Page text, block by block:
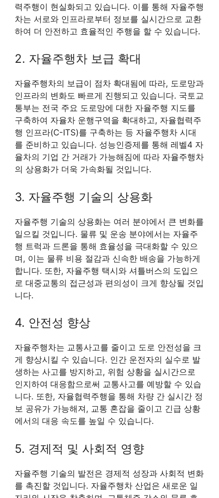
력주행이 현실화되고 있습니다. 이를 통해 자율주행
차는 서로와 인프라로부터 정보를 실시간으로 교환
하여 더 안전하고 효율적인 주행을 할 수 있습니다.
2. 자율주행차 보급 확대
자율주행차의 보급이 점차 확대됨에 따라, 도로망과
인프라의 변화도 빠르게 진행되고 있습니다. 국토교
통부는 전국 주요 도로망에 대한 자율주행 지도를
구축하여 자율차 운행구역을 확대하고, 자율협력주
행 인프라(C-ITS)를 구축하는 등 자율주행차 시대
를 준비하고 있습니다. 성능인증제를 통해 레벨4 자
율차의 기업 간 거래가 가능해짐에 따라 자율주행차
의 상용화가 더욱 가속화될 것입니다.
3. 자율주행 기술의 상용화
자율주행 기술의 상용화는 여러 분야에서 큰 변화를
일으킬 것입니다. 물류 및 운송 분야에서는 자율주
행 트럭과 드론을 통해 효율성을 극대화할 수 있으
며, 이는 물류 비용 절감과 신속한 배송을 가능하게
합니다. 또한, 자율주행 택시와 셔틀버스의 도입으
로 대중교통의 접근성과 편의성이 크게 향상될 것입
니다.
4. 안전성 향상
자율주행차는 교통사고를 줄이고 도로 안전성을 크
게 향상시킬 수 있습니다. 인간 운전자의 실수로 발
생하는 사고를 방지하고, 위험 상황을 실시간으로
인지하여 대응함으로써 교통사고를 예방할 수 있습
니다. 또한, 자율협력주행을 통해 차량 간 실시간 정
보 공유가 가능해져, 교통 혼잡을 줄이고 긴급 상황
에서의 대응 속도를 높일 수 있습니다.
5. 경제적 및 사회적 영향
자율주행 기술의 발전은 경제적 성장과 사회적 변화
를 촉진할 것입니다. 자율주행차 산업은 새로운 일